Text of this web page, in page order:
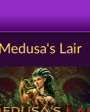
Medusa's Lair